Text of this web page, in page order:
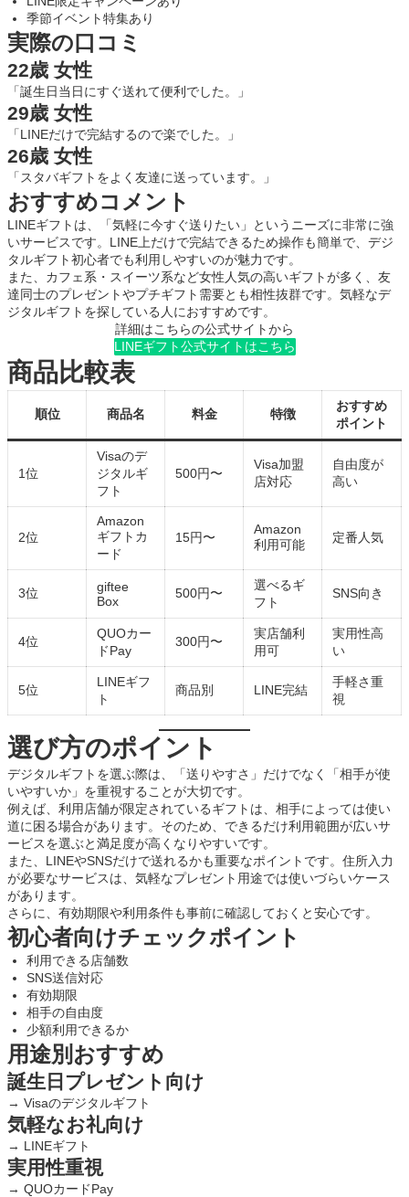
季節イベント特集あり
実際の口コミ
22歳 女性
「誕生日当日にすぐ送れて便利でした。」
29歳 女性
「LINEだけで完結するので楽でした。」
26歳 女性
「スタバギフトをよく友達に送っています。」
おすすめコメント
LINEギフトは、「気軽に今すぐ送りたい」というニーズに非常に強
いサービスです。LINE上だけで完結できるため操作も簡単で、デジ
タルギフト初心者でも利用しやすいのが魅力です。
また、カフェ系・スイーツ系など女性人気の高いギフトが多く、友
達同士のプレゼントやプチギフト需要とも相性抜群です。気軽なデ
ジタルギフトを探している人におすすめです。
詳細はこちらの公式サイトから
LINEギフト公式サイトはこちら
商品比較表
順位 商品名 料金 特徴
おすすめ
ポイント
1位
Visaのデ
ジタルギ
フト
500円〜
Visa加盟
店対応
自由度が
高い
2位
Amazon
ギフトカ
ード
15円〜
Amazon
利用可能
定番人気
3位
giftee
Box
500円〜
選べるギ
フト
SNS向き
4位
QUOカー
ドPay
300円〜
実店舗利
用可
実用性高
い
5位
LINEギフ
ト
商品別 LINE完結
手軽さ重
視
選び方のポイント
デジタルギフトを選ぶ際は、「送りやすさ」だけでなく「相手が使
いやすいか」を重視することが大切です。
例えば、利用店舗が限定されているギフトは、相手によっては使い
道に困る場合があります。そのため、できるだけ利用範囲が広いサ
ービスを選ぶと満足度が高くなりやすいです。
また、LINEやSNSだけで送れるかも重要なポイントです。住所入力
が必要なサービスは、気軽なプレゼント用途では使いづらいケース
があります。
さらに、有効期限や利用条件も事前に確認しておくと安心です。
初心者向けチェックポイント
利用できる店舗数
SNS送信対応
有効期限
相手の自由度
少額利用できるか
用途別おすすめ
誕生日プレゼント向け
→ Visaのデジタルギフト
気軽なお礼向け
→ LINEギフト
実用性重視
→ QUOカードPay